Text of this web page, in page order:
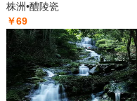
株洲•醴陵瓷
￥69